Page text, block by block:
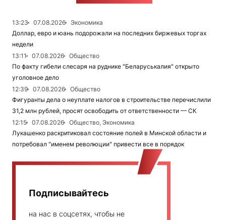
13:23 07.08.2026
Экономика
Доллар, евро и юань подорожали на последних биржевых торгах
недели
13:11
07.08.2026
Общество
По факту гибели слесаря на руднике "Беларуськалия" открыто
уголовное дело
12:39
07.08.2026
Общество
Фигуранты дела о неуплате налогов в строительстве перечислили
31,2 млн рублей, просят освободить от ответственности — СК
12:15
07.08.2026
Общество, Экономика
Лукашенко раскритиковал состояние полей в Минской области и
потребовал "именем революции" привести все в порядок
Подписывайтесь
на нас в соцсетях, чтобы не